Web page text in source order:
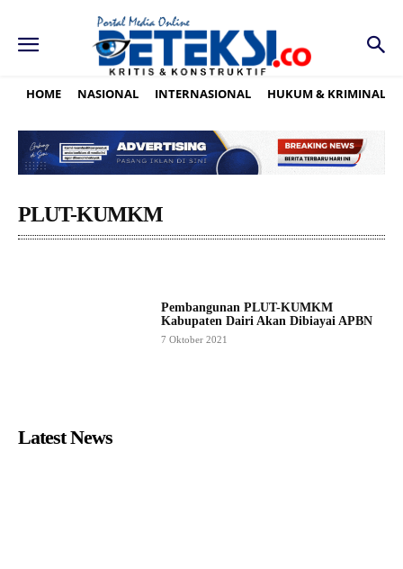
HOME NASIONAL INTERNASIONAL HUKUM & KRIMINAL
PLUT-KUMKM
Pembangunan PLUT-KUMKM
Kabupaten Dairi Akan Dibiayai APBN
7 Oktober 2021
Latest News